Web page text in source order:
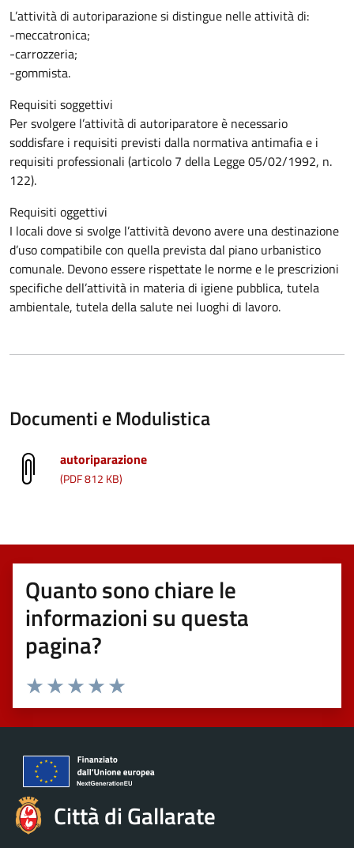
L’attività di autoriparazione si distingue nelle attività di:
-meccatronica;
-carrozzeria;
-gommista.
Requisiti soggettivi
Per svolgere l’attività di autoriparatore è necessario
soddisfare i requisiti previsti dalla normativa antimafia e i
requisiti professionali (articolo 7 della Legge 05/02/1992, n.
122).
Requisiti oggettivi
I locali dove si svolge l’attività devono avere una destinazione
d’uso compatibile con quella prevista dal piano urbanistico
comunale. Devono essere rispettate le norme e le prescrizioni
specifiche dell’attività in materia di igiene pubblica, tutela
ambientale, tutela della salute nei luoghi di lavoro.
Documenti e Modulistica
autoriparazione
(PDF 812 KB)
Quanto sono chiare le
informazioni su questa
pagina?
Valuta 5 stelle su 5
Valuta 4 stelle su 5
Valuta 3 stelle su 5
Valuta 2 stelle su 5
Valuta 1 stelle su 5
Città di Gallarate